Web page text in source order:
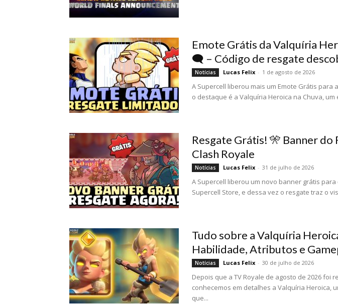
Emote Grátis da Valquíria
🗨️ – Código de resgate
Notícias Lucas Felix - 1 de agosto de 2026
A Supercell liberou mais um Emote Grátis para
o destaque é a Valquíria Heroica na Chuva, um
Resgate Grátis! 🎌 Banner do
Clash Royale
Notícias Lucas Felix - 31 de julho de 2026
A Supercell liberou um novo banner grátis para
Supercell Store, e dessa vez o resgate traz o
Tudo sobre a Valquíria
Habilidade, Atributos e
Notícias Lucas Felix - 30 de julho de 2026
Depois que a TV Royale de agosto de 2026 foi
conhecemos em detalhes a Valquíria Heroica,
que...